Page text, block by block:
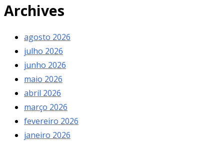
Archives
agosto 2026
julho 2026
junho 2026
maio 2026
abril 2026
março 2026
fevereiro 2026
janeiro 2026